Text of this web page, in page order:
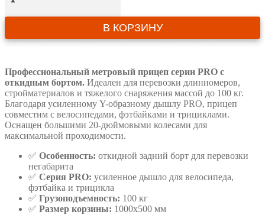
для
"Кузовок
с
откидным
бортом"
1000х500
В КОРЗИНУ
Профессиональный метровый прицеп серии PRO с
откидным бортом. Идеален для перевозки длинномеров,
стройматериалов и тяжелого снаряжения массой до 100 кг.
Благодаря усиленному Y-образному дышлу PRO, прицеп
совместим с велосипедами, фэтбайками и трициклами.
Оснащен большими 20-дюймовыми колесами для
максимальной проходимости.
✅ Особенность: откидной задний борт для перевозки
негабарита
✅ Серия PRO: усиленное дышло для велосипеда,
фэтбайка и трицикла
✅ Грузоподъемность: 100 кг
✅ Размер корзины: 1000х500 мм